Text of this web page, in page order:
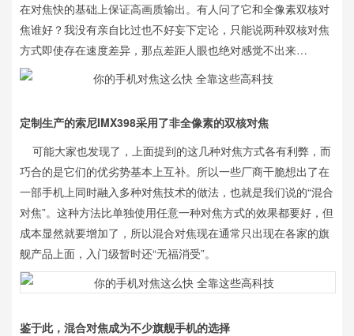
在对焦快的基础上保证高画质输出。有人问了它和全像素双核对
焦谁好？我没有亲自比过也不好妄下定论，只能说两种双核对焦
方式即使存在速度差异，那点差距人眼也绝对感觉不出来…
定制生产的索尼IMX398采用了非全像素的双核对焦
可能大家也发现了，上面提到的这几种对焦方式各有利弊，而
巧合的是它们的优劣势基本上互补。所以一些厂商干脆想出了在
一部手机上同时融入多种对焦技术的做法，也就是我们说的“混合
对焦”。这种方法比单独使用任意一种对焦方式的效果都要好，但
成本显然就要增加了，所以混合对焦现在通常只出现在各家的旗
舰产品上面，入门级暂时还“无福消受”。
鉴于此，混合对焦成为不少旗舰手机的选择